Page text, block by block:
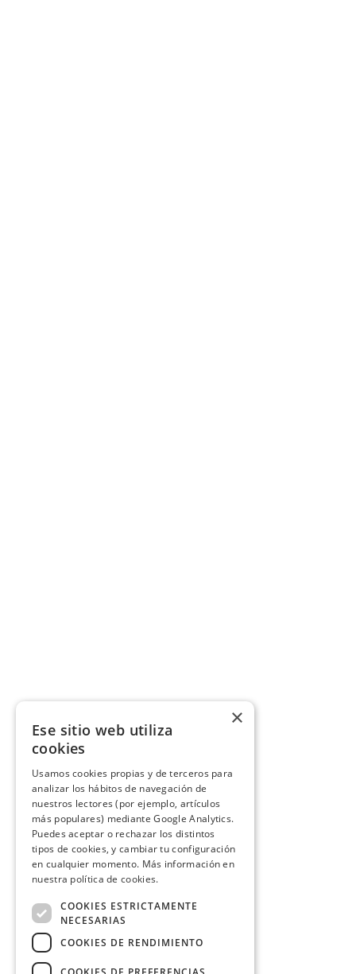
×
Ese sitio web utiliza
cookies
Usamos cookies propias y de terceros para
analizar los hábitos de navegación de
nuestros lectores (por ejemplo, artículos
más populares) mediante Google Analytics.
Puedes aceptar o rechazar los distintos
tipos de cookies, y cambiar tu configuración
en cualquier momento. Más información en
nuestra política de cookies.
COOKIES ESTRICTAMENTE
NECESARIAS
COOKIES DE RENDIMIENTO